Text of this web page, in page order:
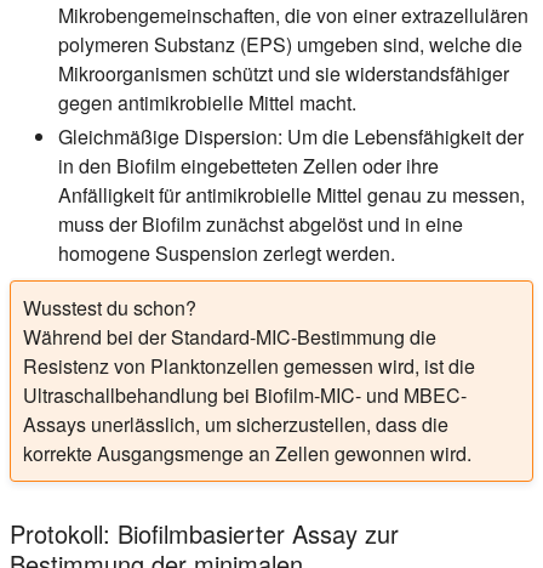
Mikrobengemeinschaften, die von einer extrazellulären
polymeren Substanz (EPS) umgeben sind, welche die
Mikroorganismen schützt und sie widerstandsfähiger
gegen antimikrobielle Mittel macht.
Gleichmäßige Dispersion: Um die Lebensfähigkeit der
in den Biofilm eingebetteten Zellen oder ihre
Anfälligkeit für antimikrobielle Mittel genau zu messen,
muss der Biofilm zunächst abgelöst und in eine
homogene Suspension zerlegt werden.
Wusstest du schon?
Während bei der Standard-MIC-Bestimmung die
Resistenz von Planktonzellen gemessen wird, ist die
Ultraschallbehandlung bei Biofilm-MIC- und MBEC-
Assays unerlässlich, um sicherzustellen, dass die
korrekte Ausgangsmenge an Zellen gewonnen wird.
Protokoll: Biofilmbasierter Assay zur